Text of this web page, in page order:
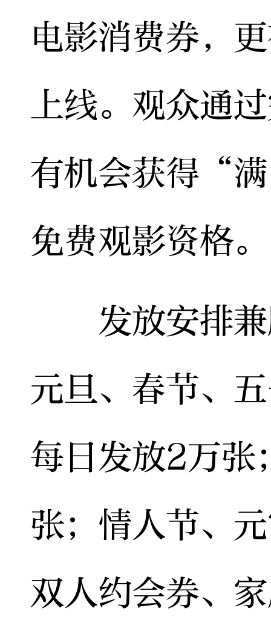
电影消费券，
上线。观众通
有机会获得“
免费观影资格。
发放安排兼
元旦、春节、
每日发放2万
张；情人节、
双人约会券、